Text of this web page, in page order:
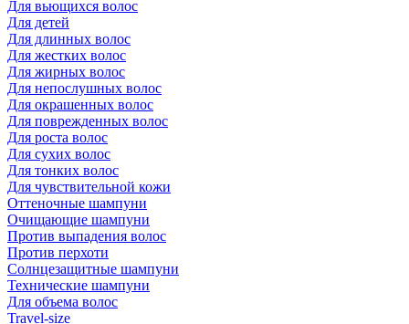
Для вьющихся волос
Для детей
Для длинных волос
Для жестких волос
Для жирных волос
Для непослушных волос
Для окрашенных волос
Для поврежденных волос
Для роста волос
Для сухих волос
Для тонких волос
Для чувствительной кожи
Оттеночные шампуни
Очищающие шампуни
Против выпадения волос
Против перхоти
Солнцезащитные шампуни
Технические шампуни
Для объема волос
Travel-size